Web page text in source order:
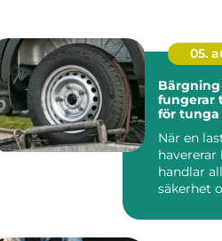
05.
Bärgning
fungerar
för tunga
När en
havererar
handlar
säkerhet